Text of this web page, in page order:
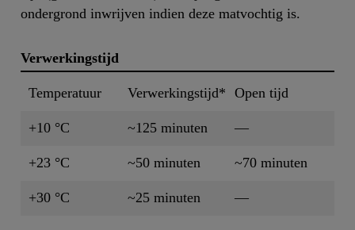
ondergrond inwrijven indien deze matvochtig is.
Verwerkingstijd
Temperatuur Verwerkingstijd* Open tijd
+10 °C ~125 minuten —
+23 °C ~50 minuten ~70 minuten
+30 °C ~25 minuten —